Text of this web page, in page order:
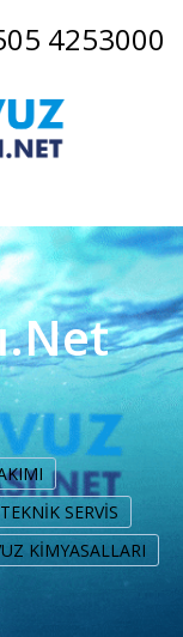
4253000
SERVİS
KİMYASALLARI